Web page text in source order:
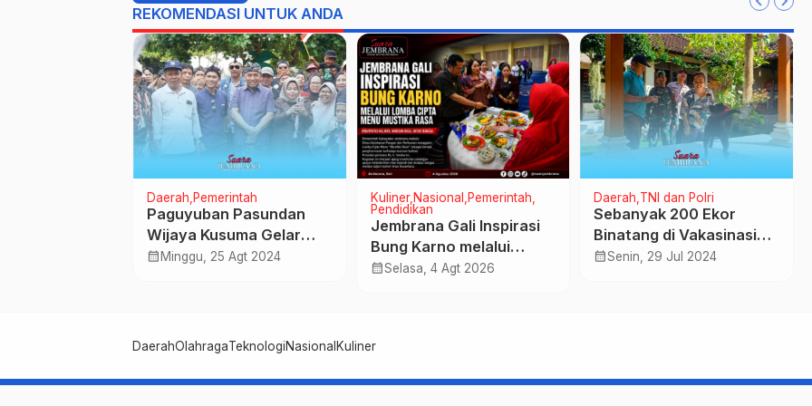
REKOMENDASI UNTUK ANDA
Daerah Pemerintah
Paguyuban Pasundan
Wijaya Kusuma Gelar
Silaturahmi, Bupati
calendar_month Minggu, 25 Agt 2024
Kuliner Nasional
Pemerintah
Pendidikan
Jembrana Gali Inspirasi
Bung Karno melalui
Lomba Cipta Menu
calendar_monthSelasa, 4 Agt 2026
Daerah TNI dan Polri
Sebanyak 200 Ekor
Binatang di Vakasinasi
Rabies di Desa Bakbakan
calendar_monthSenin, 29 Jul 2024
DaerahOlahragaTeknologiNasional Kuliner